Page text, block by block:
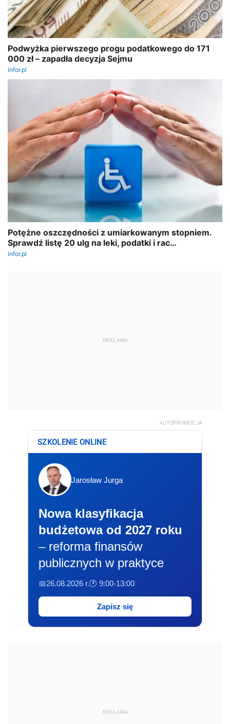
REKLAMA
AUTOPROMOCJA
SZKOLENIE ONLINE
Jarosław Jurga
Nowa klasyfikacja
budżetowa od 2027 roku
– reforma finansów
publicznych w praktyce
📅26.08.2026 r.🕐 9:00-13:00
Zapisz się
REKLAMA